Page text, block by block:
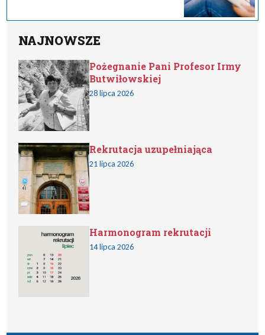
NAJNOWSZE
Pożegnanie Pani Profesor Irmy
Butwiłowskiej
28 lipca 2026
Rekrutacja uzupełniająca
21 lipca 2026
Harmonogram rekrutacji
14 lipca 2026